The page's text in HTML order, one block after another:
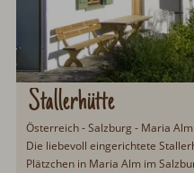
Stallerhütte
Österreich - Salzburg - Maria Alm
Die liebevoll eingerichtete
Plätzchen in Maria Alm im